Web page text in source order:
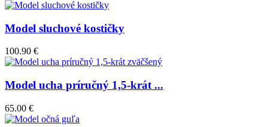
Model sluchové kostičky
100.90 €
Model ucha príručný 1,5-krát ...
65.00 €